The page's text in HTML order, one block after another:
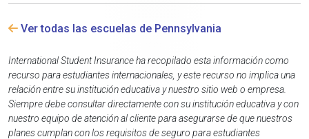
Ver todas las escuelas de Pennsylvania
International Student Insurance ha recopilado esta información como
recurso para estudiantes internacionales, y este recurso no implica una
relación entre su institución educativa y nuestro sitio web o empresa.
Siempre debe consultar directamente con su institución educativa y con
nuestro equipo de atención al cliente para asegurarse de que nuestros
planes cumplan con los requisitos de seguro para estudiantes